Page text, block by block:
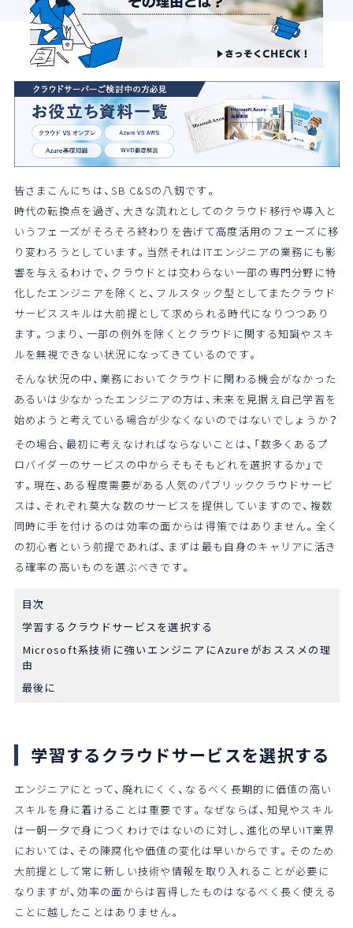
SB C&Sの強み
皆さまこんにちは、SB C&Sの八釼です。
時代の転換点を過ぎ、大きな流れとしてのクラウド移行や導入と
いうフェーズがそろそろ終わりを告げて高度活用のフェーズに移
り変わろうとしています。当然それはITエンジニアの業務にも影
響を与えるわけで、クラウドとは交わらない一部の専門分野に特
化したエンジニアを除くと、フルスタック型としてまたクラウド
サービススキルは大前提として求められる時代になりつつあり
ます。つまり、一部の例外を除くとクラウドに関する知識やスキ
ルを無視できない状況になってきているのです。
そんな状況の中、業務においてクラウドに関わる機会がなかった
あるいは少なかったエンジニアの方は、未来を見据え自己学習を
始めようと考えている場合が少なくないのではないでしょうか？
その場合、最初に考えなければならないことは、「数多くあるプ
ロバイダーのサービスの中からそもそもどれを選択するか」で
す。現在、ある程度需要がある人気のパブリッククラウドサービ
スは、それぞれ莫大な数のサービスを提供していますので、複数
同時に手を付けるのは効率の面からは得策ではありません。全く
の初心者という前提であれば、まずは最も自身のキャリアに活き
る確率の高いものを選ぶべきです。
目次
学習するクラウドサービスを選択する
Microsoft系技術に強いエンジニアにAzureがおススメの理
由
最後に
学習するクラウドサービスを選択する
エンジニアにとって、廃れにくく、なるべく長期的に価値の高い
スキルを身に着けることは重要です。なぜならば、知見やスキル
は一朝一夕で身につくわけではないのに対し、進化の早いIT業界
においては、その陳腐化や価値の変化は早いからです。そのため
大前提として常に新しい技術や情報を取り入れることが必要に
なりますが、効率の面からは習得したものはなるべく長く使える
ことに越したことはありません。